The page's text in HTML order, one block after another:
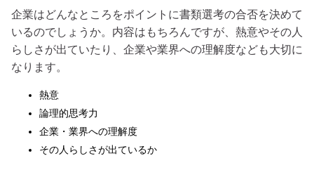
企業はどんなところをポイントに書類選考の合否を決めて
いるのでしょうか。内容はもちろんですが、熱意やその人
らしさが出ていたり、企業や業界への理解度なども大切に
なります。
熱意
論理的思考力
企業・業界への理解度
その人らしさが出ているか